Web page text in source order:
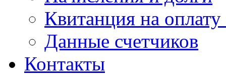
Квитанция на
Данные счетчиков
Контакты